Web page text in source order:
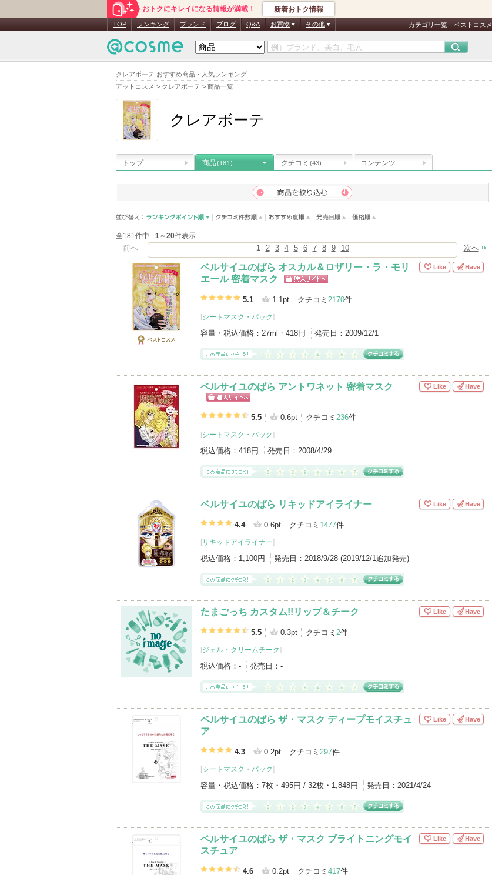
クレアボーテ おすすめ商品・人気ランキング
アットコスメ > クレアボーテ > 商品一覧
おトクにキレイになる情報が満載！ 新着おトク情報
TOP ランキング ブランド ブログ Q&A お買物 その他 カテゴリ一覧 ベストコスメ
クレアボーテ
トップ 商品(181) クチコミ (43) コンテンツ
全181件中 1～20件表示
前へ 1 2 3 4 5 6 7 8 9 10 次へ
ベルサイユのばら オスカル＆ロザリー・ラ・モリ
エール 密着マスク
グサイトへ
5.1 1.1pt クチコミ 2170件
[シートマスク・パック]
容量・税込価格： 27ml・418円 発売日： 2009/12/1
Like Have
ベルサイユのばら アントワネット 密着マスク
グサイトへ
5.5 0.6pt クチコミ 236件
[シートマスク・パック]
税込価格： 418円 発売日： 2008/4/29
Like Have
ベルサイユのばら リキッドアイライナー
4.4 0.6pt クチコミ 1477件
[ リキッドアイライナー]
税込価格： 1,100円 発売日： 2018/9/28 (2019/12/1追加発売)
Like Have
たまごっち カスタム!!リップ＆チーク
5.5 0.3pt クチコミ 2件
[ジェル・クリームチーク]
税込価格： - 発売日： -
Like Have
ベルサイユのばら ザ・マスク ディープモイスチュ
ア
4.3 0.2pt クチコミ 297件
[シートマスク・パック]
容量・税込価格： 7枚・495円 / 32枚・1,848円 発売日： 2021/4/24
Like Have
ベルサイユのばら ザ・マスク ブライトニングモイ
スチュア
4.6 0.2pt クチコミ 417件
Like Have